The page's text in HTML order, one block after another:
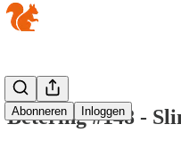
Abonneren Inloggen
Betering #148 -